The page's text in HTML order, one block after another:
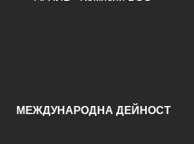
МЕЖДУНАРОДНА ДЕЙНОСТ